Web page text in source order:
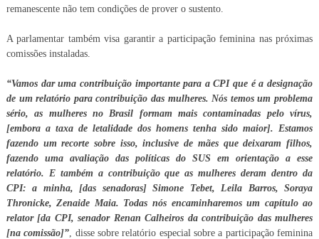
remanescente não tem condições de prover o sustento.
A parlamentar também visa garantir a participação feminina nas próximas
comissões instaladas.
“Vamos dar uma contribuição importante para a CPI que é a designação
de um relatório para contribuição das mulheres. Nós temos um problema
sério, as mulheres no Brasil formam mais contaminadas pelo vírus,
[embora a taxa de letalidade dos homens tenha sido maior]. Estamos
fazendo um recorte sobre isso, inclusive de mães que deixaram filhos,
fazendo uma avaliação das políticas do SUS em orientação a esse
relatório. E também a contribuição que as mulheres deram dentro da
CPI: a minha, [das senadoras] Simone Tebet, Leila Barros, Soraya
Thronicke, Zenaide Maia. Todas nós encaminharemos um capítulo ao
relator [da CPI, senador Renan Calheiros da contribuição das mulheres
[na comissão]”, disse sobre relatório especial sobre a participação feminina